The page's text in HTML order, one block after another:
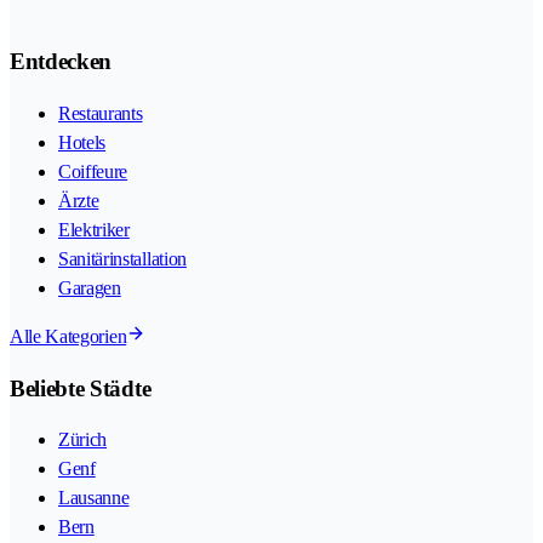
Entdecken
Restaurants
Hotels
Coiffeure
Ärzte
Elektriker
Sanitärinstallation
Garagen
Alle Kategorien
Beliebte Städte
Zürich
Genf
Lausanne
Bern